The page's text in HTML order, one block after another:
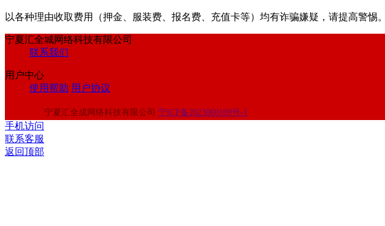
以各种理由收取费⽤（押⾦、服装费、报名费、充值卡等）均有诈骗嫌疑，请提⾼警惕。
宁夏汇全城网络科技有限公司
联系我们
用户中心
使用帮助 用户协议
宁夏汇全成网络科技有限公司 宁ICP备2023000109号-1
手机访问
联系客服
返回顶部